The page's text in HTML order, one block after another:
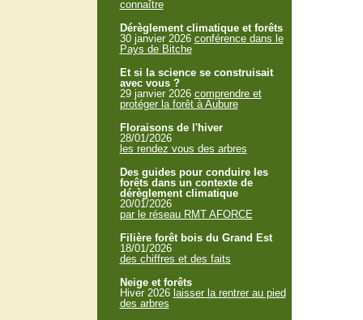
connaître
Dérèglement climatique et forêts
30 janvier 2026 conférence dans le
Pays de Bitche
Et si la science se construisait
avec vous ?
29 janvier 2026 comprendre et
protéger la forêt à Aubure
Floraisons de l'hiver
28/01/2026
les rendez vous des arbres
Des guides pour conduire les
forêts dans un contexte de
dérèglement climatique
20/01/2026
par le réseau RMT AFORCE
Filière forêt bois du Grand Est
18/01/2026
des chiffres et des faits
Neige et forêts
Hiver 2026 laisser la rentrer au pied
des arbres